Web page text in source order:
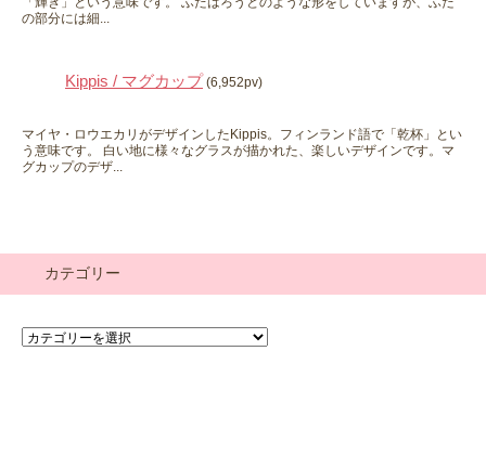
の部分には細...
Kippis / マグカップ (6,952pv)
マイヤ・ロウエカリがデザインしたKippis。フィンランド語で「乾杯」とい
う意味です。 白い地に様々なグラスが描かれた、楽しいデザインです。マ
グカップのデザ...
カテゴリー
カ
テ